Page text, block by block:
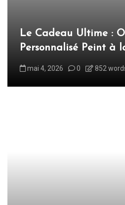
Le Cadeau Ultime :
Personnalisé Peint à
mai 4, 2026 0 852